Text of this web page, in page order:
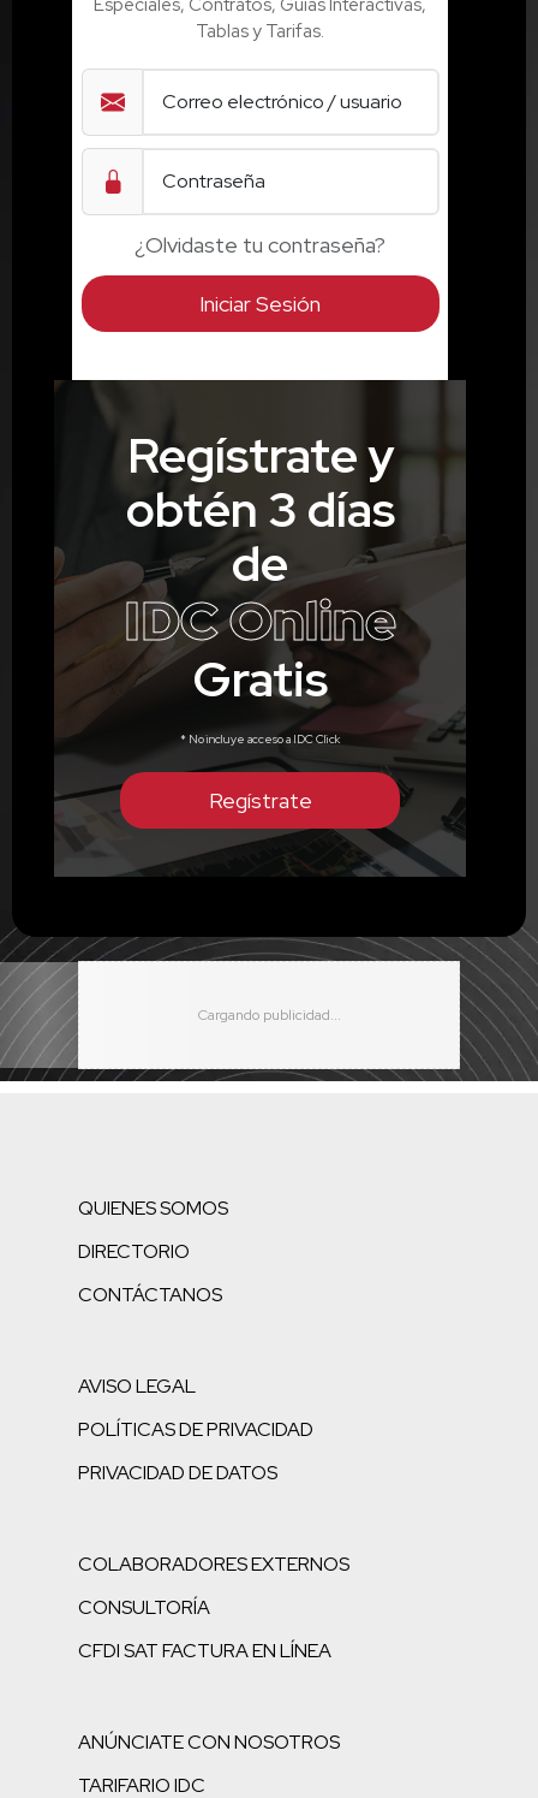
Especiales, Contratos, Guías Interactivas,
Tablas y Tarifas.
¿Olvidaste tu contraseña?
Iniciar Sesión
Regístrate y
obtén 3 días
de
IDC Online
Gratis
* No incluye acceso a IDC Click
Regístrate
QUIENES SOMOS
DIRECTORIO
CONTÁCTANOS
AVISO LEGAL
POLÍTICAS DE PRIVACIDAD
PRIVACIDAD DE DATOS
COLABORADORES EXTERNOS
CONSULTORÍA
CFDI SAT FACTURA EN LÍNEA
ANÚNCIATE CON NOSOTROS
TARIFARIO IDC